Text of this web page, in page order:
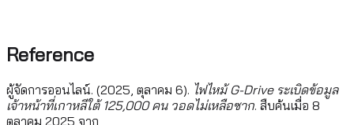
Reference
ผู้จัดการออนไลน์. (2025, ตุลาคม 6). ไฟไหม้ G-Drive ระเบิดข้อมูล
เจ้าหน้าที่เกาหลีใต้ 125,000 คน วอดไม่เหลือซาก. สืบค้นเมื่อ 8
ตุลาคม 2025 จาก